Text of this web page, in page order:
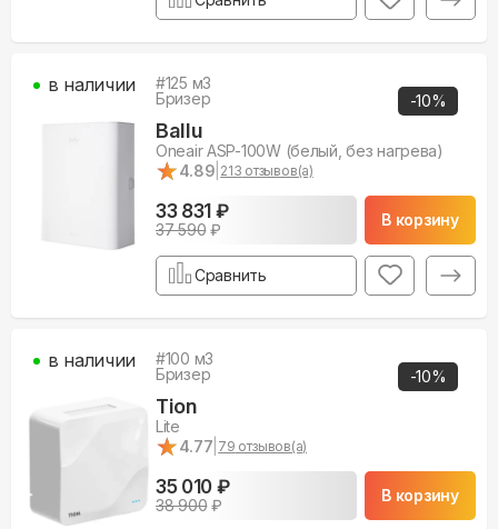
-10%
#125 м3
Бризер
Ballu
Oneair ASP-100W (белый, без нагрева)
★
★4.89 213 отзывов(а)
33 831 ₽
37 590₽
В корзину
в наличии
Сравнить
-10%
#100 м3
Бризер
Tion
Lite
★
★4.77 79 отзывов(а)
35 010 ₽
38 900₽
В корзину
в наличии